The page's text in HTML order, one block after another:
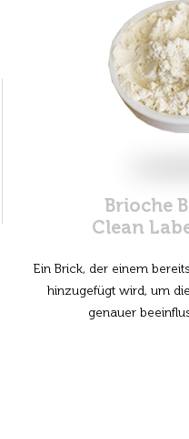
Brioche
Clean
Ein Brick, der einem
hinzugefügt wird, um
genauer